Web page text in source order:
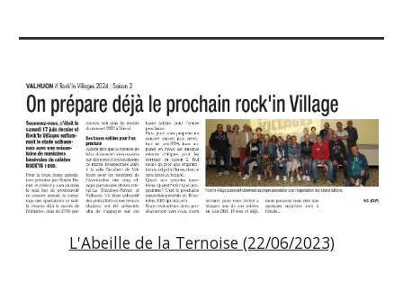
L'Abeille de la Ternoise (22/06/2023)